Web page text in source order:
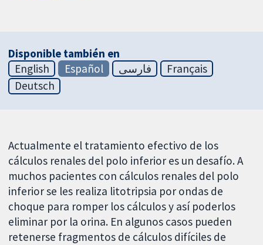
Disponible también en
English
Español فارسی
Français
Deutsch
Actualmente el tratamiento efectivo de los
cálculos renales del polo inferior es un desafío. A
muchos pacientes con cálculos renales del polo
inferior se les realiza litotripsia por ondas de
choque para romper los cálculos y así poderlos
eliminar por la orina. En algunos casos pueden
retenerse fragmentos de cálculos difíciles de